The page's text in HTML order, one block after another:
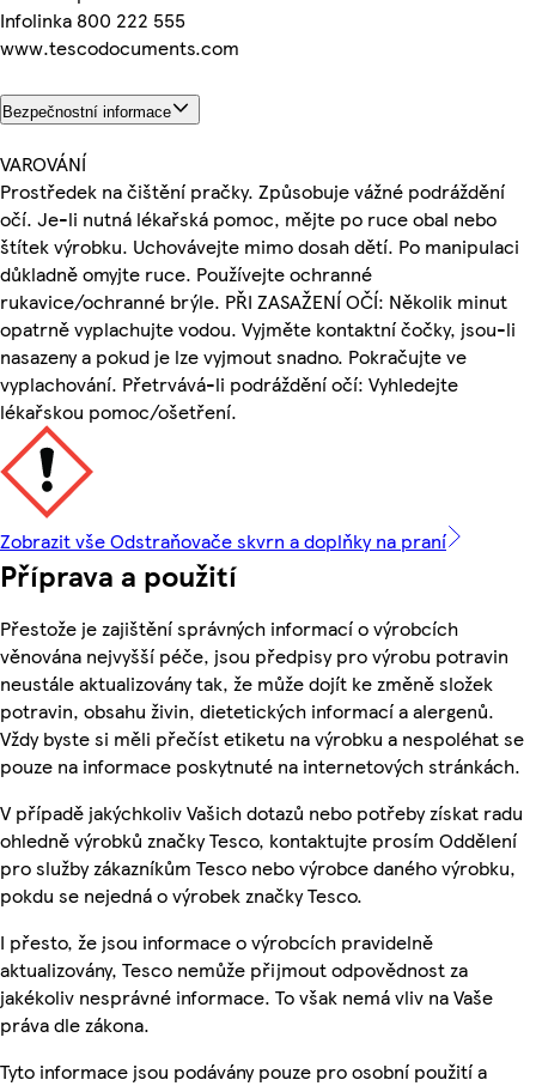
Infolinka 800 222 555
www.tescodocuments.com
Bezpečnostní informace
VAROVÁNÍ
Prostředek na čištění pračky. Způsobuje vážné podráždění
očí. Je-li nutná lékařská pomoc, mějte po ruce obal nebo
štítek výrobku. Uchovávejte mimo dosah dětí. Po manipulaci
důkladně omyjte ruce. Používejte ochranné
rukavice/ochranné brýle. PŘI ZASAŽENÍ OČÍ: Několik minut
opatrně vyplachujte vodou. Vyjměte kontaktní čočky, jsou-li
nasazeny a pokud je lze vyjmout snadno. Pokračujte ve
vyplachování. Přetrvává-li podráždění očí: Vyhledejte
lékařskou pomoc/ošetření.
Zobrazit vše Odstraňovače skvrn a doplňky na praní
Příprava a použití
Přestože je zajištění správných informací o výrobcích
věnována nejvyšší péče, jsou předpisy pro výrobu potravin
neustále aktualizovány tak, že může dojít ke změně složek
potravin, obsahu živin, dietetických informací a alergenů.
Vždy byste si měli přečíst etiketu na výrobku a nespoléhat se
pouze na informace poskytnuté na internetových stránkách.
V případě jakýchkoliv Vašich dotazů nebo potřeby získat radu
ohledně výrobků značky Tesco, kontaktujte prosím Oddělení
pro služby zákazníkům Tesco nebo výrobce daného výrobku,
pokdu se nejedná o výrobek značky Tesco.
I přesto, že jsou informace o výrobcích pravidelně
aktualizovány, Tesco nemůže přijmout odpovědnost za
jakékoliv nesprávné informace. To však nemá vliv na Vaše
práva dle zákona.
Tyto informace jsou podávány pouze pro osobní použití a